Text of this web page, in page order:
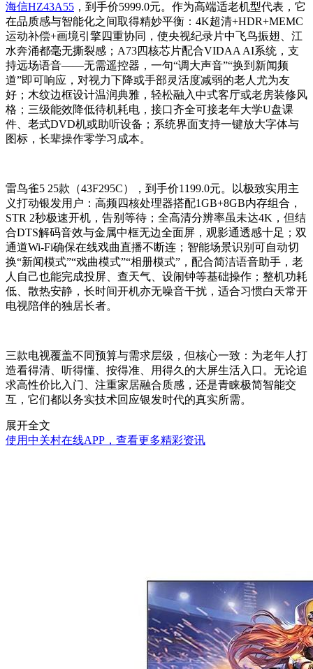
海信HZ43A55 ，到手价5999.0元。作为高端适老机型代表，它
在品质感与智能化之间取得精妙平衡：4K超清+HDR+MEMC
运动补偿+画境引擎四重协同，使央视纪录片中飞鸟振翅、江
水奔涌都毫无撕裂感；A73四核芯片配合VIDAA AI系统，支
持远场语音——无需遥控器，一句“调大声音”“换到新闻频
道”即可响应，对视力下降或手部灵活度减弱的老人尤为友
好；木纹边框设计温润典雅，轻松融入中式客厅或老房装修风
格；三级能效降低待机耗电，接口齐全可接老年大学U盘课
件、老式DVD机或助听设备；系统界面支持一键放大字体与
图标，长辈操作零学习成本。
雷鸟雀5 25款（43F295C），到手价1199.0元。以极致实用主
义打动银发用户：高频四核处理器搭配1GB+8GB内存组合，
STR 2秒极速开机，告别等待；全高清分辨率虽未达4K，但结
合DTS解码音效与金属中框无边全面屏，观影通透感十足；双
通道Wi-Fi确保在线戏曲直播不断连；智能场景识别可自动切
换“新闻模式”“戏曲模式”“相册模式”，配合简洁语音助手，老
人自己也能完成投屏、查天气、设闹钟等基础操作；整机功耗
低、散热安静，长时间开机亦无噪音干扰，适合习惯白天常开
电视陪伴的独居长者。
三款电视覆盖不同预算与需求层级，但核心一致：为老年人打
造看得清、听得懂、按得准、用得久的大屏生活入口。无论追
求高性价比入门、注重家居融合质感，还是青睐极简智能交
互，它们都以务实技术回应银发时代的真实所需。
展开全文
使用中关村在线APP，查看更多精彩资讯